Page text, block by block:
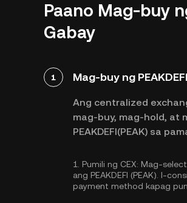
Paano Mag-buy
Gabay
1 Mag-buy ng
Ang centralized
mag-buy, mag-hold, at
PEAKDEFI(PEAK) sa
1. Pumili ng CEX: Mag-
ang PEAKDEFI (PEAK). I-
payment method kapag